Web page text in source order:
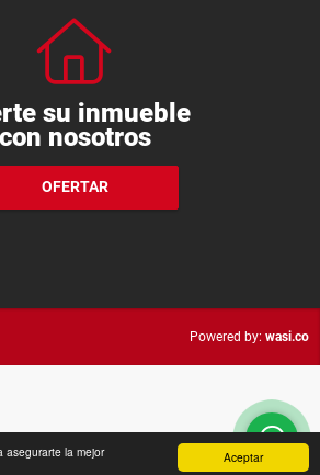
Aceptar
asegurarte la mejor
su inmueble
con nosotros
OFERTAR
Powered by: wasi.co